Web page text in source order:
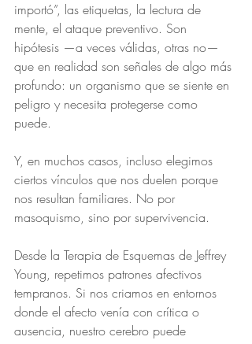
importó”, las etiquetas, la lectura de
mente, el ataque preventivo. Son
hipótesis —a veces válidas, otras no—
que en realidad son señales de algo más
profundo: un organismo que se siente en
peligro y necesita protegerse como
puede.
Y, en muchos casos, incluso elegimos
ciertos vínculos que nos duelen porque
nos resultan familiares. No por
masoquismo, sino por supervivencia.
Desde la Terapia de Esquemas de Jeffrey
Young, repetimos patrones afectivos
tempranos. Si nos criamos en entornos
donde el afecto venía con crítica o
ausencia, nuestro cerebro puede